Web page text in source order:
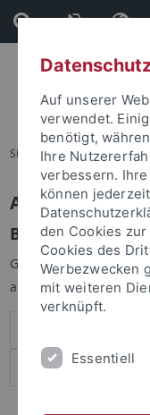
Direkt
zum
Inhalt
Direkt
zur
Fußleiste
Sie sind hier: Startseite
Anmelden
Geben Sie Ihren
anzumelden:
Auf unserer
verwendet.
benötigt,
Ihre
verbessern.
können
den Cookies
Cookies des
Werbezwecken
mit weiteren
verknüpft.
Essentiell